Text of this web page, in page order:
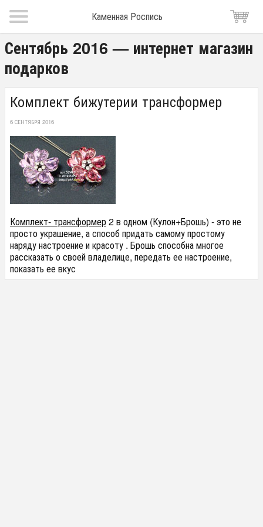
Каменная Роспись
Сентябрь 2016 — интернет магазин
подарков
Комплект бижутерии трансформер
6 СЕНТЯБРЯ 2016
Комплект- трансформер2 в одном (Кулон+Брошь) - это не
просто украшение, а способ придать самому простому
наряду настроение и красоту . Брошь способна многое
рассказать о своей владелице, передать ее настроение,
показать ее вкус